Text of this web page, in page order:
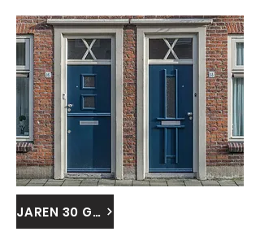
JAREN 30 GEISOLEERDE DEUREN